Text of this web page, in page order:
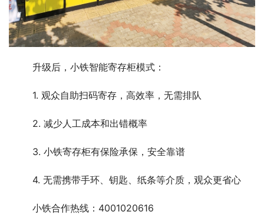
升级后，小铁智能寄存柜模式：
1. 观众自助扫码寄存，高效率，无需排队
2. 减少人工成本和出错概率
3. 小铁寄存柜有保险承保，安全靠谱
4. 无需携带手环、钥匙、纸条等介质，观众更省心
小铁合作热线：4001020616